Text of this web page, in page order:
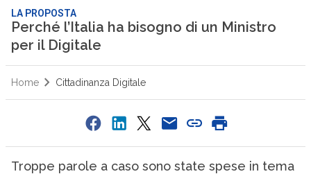
LA PROPOSTA
Perché l’Italia ha bisogno di un Ministro
per il Digitale
Home Cittadinanza Digitale
Troppe parole a caso sono state spese in tema